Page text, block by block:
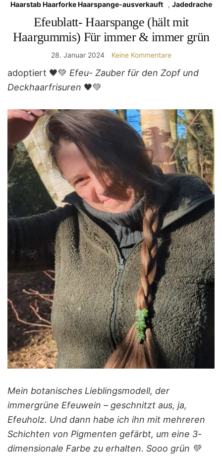
Haarstab Haarforke Haarspange-ausverkauft , Jadedrache
Efeublatt- Haarspange (hält mit
Haargummis) Für immer & immer grün
28. Januar 2024 Keine Kommentare
adoptiert 🖤💚 Efeu- Zauber für den Zopf und
Deckhaarfrisuren 🖤💚
Mein botanisches Lieblingsmodell, der
immergrüne Efeuwein – geschnitzt aus, ja,
Efeuholz. Und dann habe ich ihn mit mehreren
Schichten von Pigmenten gefärbt, um eine 3-
dimensionale Farbe zu erhalten. Sooo grün 💚